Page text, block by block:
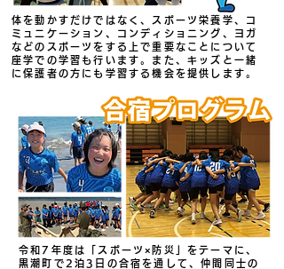
体を動かすだけではなく、スポーツ栄養学、コ
ミュニケーション、コンディショニング、ヨガ
などのスポーツをする上で重要なことについて
座学での学習も行います。また、キッズと一緒
に保護者の方にも学習する機会を提供します。
令和7年度は「スポーツ×防災」をテーマに、
黒潮町で2泊3日の合宿を通して、仲間同士の